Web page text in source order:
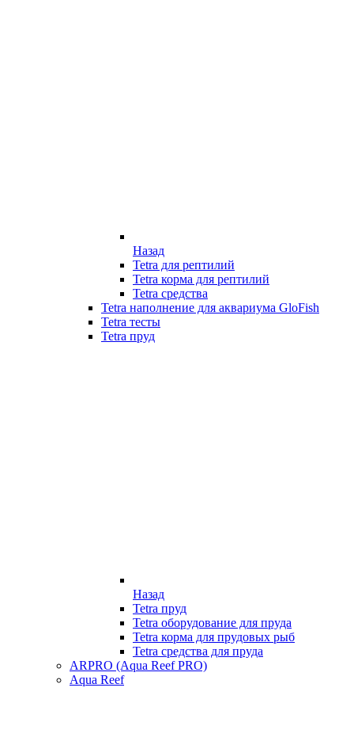
Назад
Tetra для рептилий
Tetra корма для рептилий
Tetra средства
Tetra наполнение для аквариума GloFish
Tetra тесты
Tetra пруд
Назад
Tetra пруд
Tetra оборудование для пруда
Tetra корма для прудовых рыб
Tetra средства для пруда
ARPRO (Aqua Reef PRO)
Aqua Reef